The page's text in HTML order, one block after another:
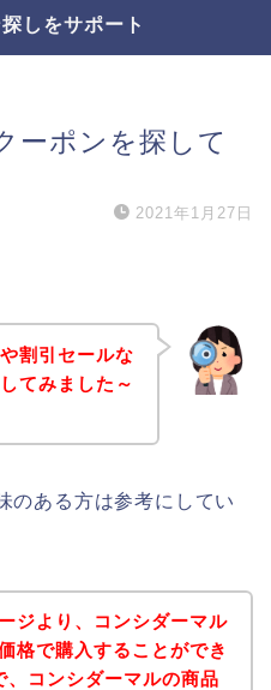
しをサポート
ーポンを探して
2021年1月27日
割引セールな
てみました～
のある方は参考にしてい
ジより、コンシダーマル
格で購入することができ
、コンシダーマルの商品